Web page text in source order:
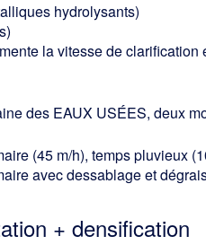
hydrolysants)
la vitesse de clarification
des EAUX USÉES, deux
(45 m/h), temps pluvieux
avec dessablage et
+ densification